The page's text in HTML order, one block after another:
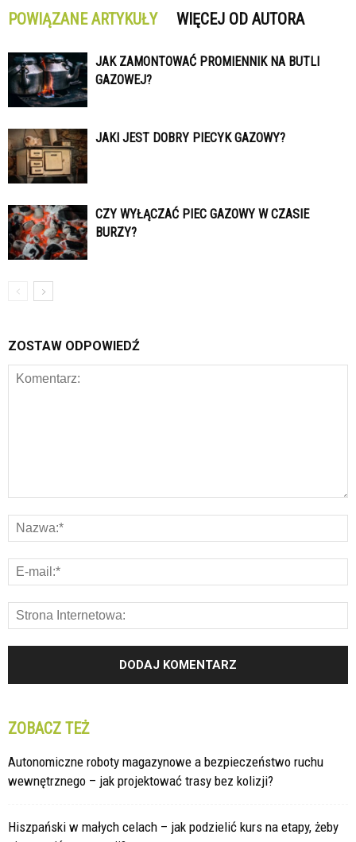
POWIĄZANE ARTYKUŁY WIĘCEJ OD AUTORA
JAK ZAMONTOWAĆ PROMIENNIK NA BUTLI
GAZOWEJ?
JAKI JEST DOBRY PIECYK GAZOWY?
CZY WYŁĄCZAĆ PIEC GAZOWY W CZASIE
BURZY?
ZOSTAW ODPOWIEDŹ
ZOBACZ TEŻ
Autonomiczne roboty magazynowe a bezpieczeństwo ruchu
wewnętrznego – jak projektować trasy bez kolizji?
Hiszpański w małych celach – jak podzielić kurs na etapy, żeby